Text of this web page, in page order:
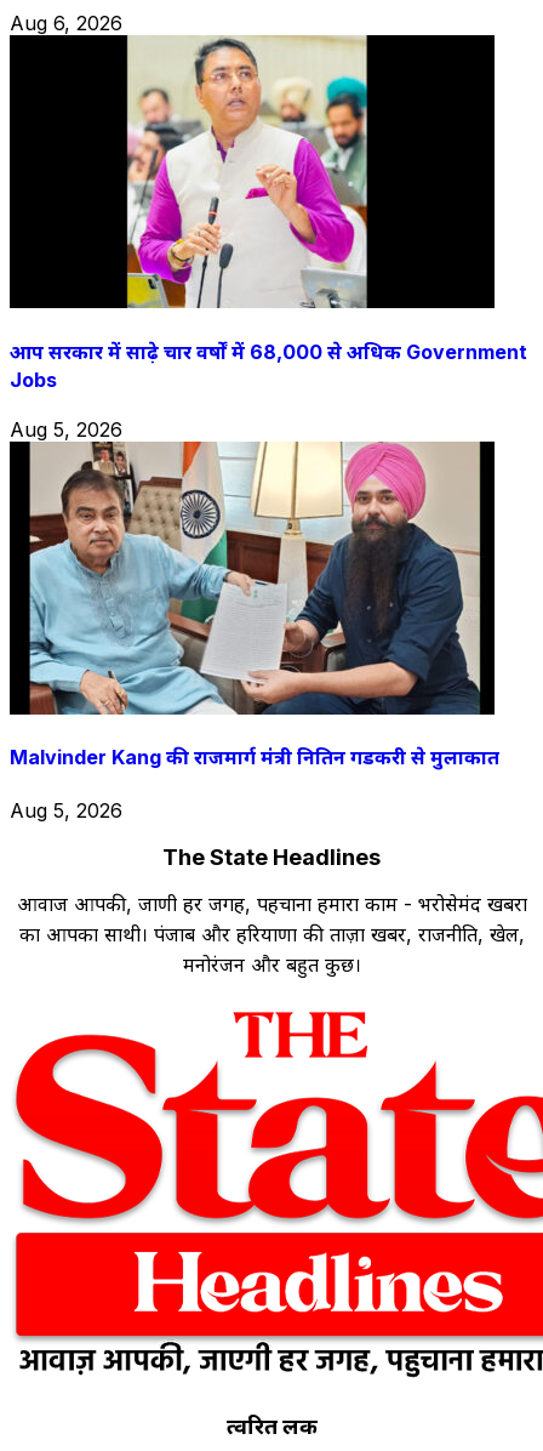
Aug 6, 2026
आप सरकार में साढ़े चार वर्षों में 68,000 से अधिक Government
Jobs
Aug 5, 2026
Malvinder Kang की राजमार्ग मंत्री नितिन गडकरी से मुलाकात
Aug 5, 2026
The State Headlines
आवाज आपकी, जाणी हर जगह, पहचाना हमारा काम - भरोसेमंद खबरों
का आपका साथी। पंजाब और हरियाणा की ताज़ा खबरें, राजनीति, खेल,
मनोरंजन और बहुत कुछ।
त्वरित लिंक